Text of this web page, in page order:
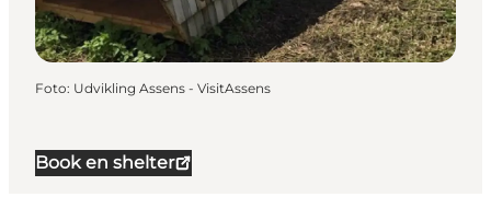
Book en shelter
Foto: Udvikling Assens - VisitAssens